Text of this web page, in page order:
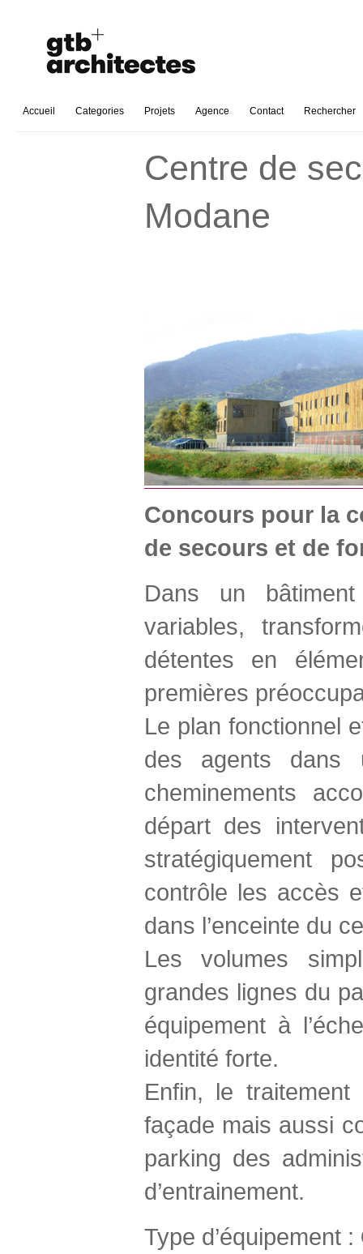
Accueil Categories Projets Agence Contact Rechercher
Centre de
Modane
Concours pour la
de secours et de
Dans un
variables,
détentes en
premières
Le plan fonctionnel
des agents dans
cheminements
départ des
stratégiquement
contrôle les accès
dans l’enceinte du
Les volumes
grandes lignes du
équipement à
identité forte.
Enfin, le
façade mais aussi
parking des
d’entrainement.
Type d’équipement :